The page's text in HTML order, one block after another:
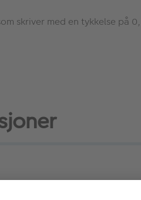
skriver med en tykkelse på